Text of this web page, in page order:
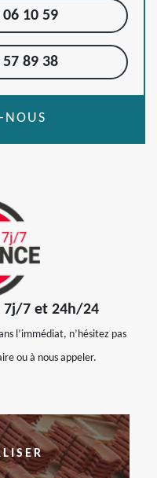
10 59
89 38
NOUS
7j/7 et 24h/24
l’immédiat, n’hésitez pas
ou à nous appeler.